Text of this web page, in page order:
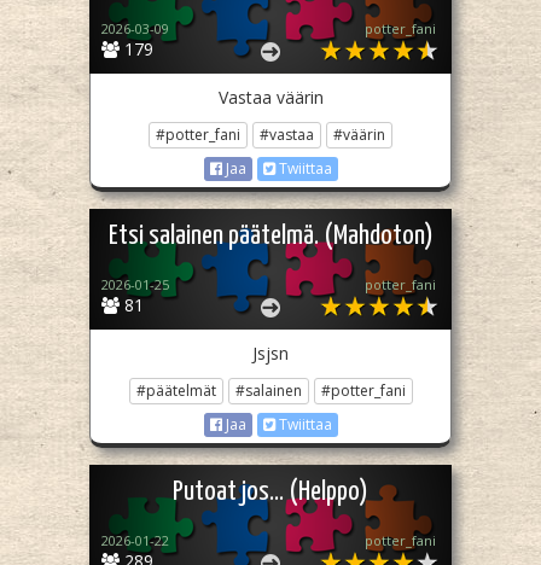
179
2026-03-09 potter_fani
Vastaa väärin
#potter_fani #vastaa
#väärin
Jaa
Twiittaa
Etsi salainen päätelmä. (Mahdoton)
81
2026-01-25 potter_fani
Jsjsn
#päätelmät #salainen
#potter_fani
Jaa
Twiittaa
Putoat jos... (Helppo)
2026-01-22 potter_fani